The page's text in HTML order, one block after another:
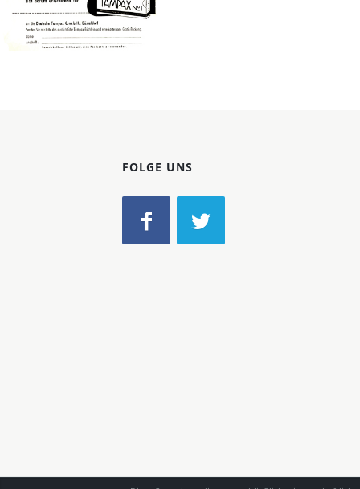
Bild-ID: 8054
FOLGE UNS